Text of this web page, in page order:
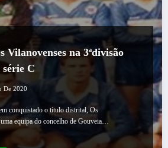
Vilanovenses na 3ªdivisão
C
De 2020
conquistado o título distrital, Os
equipa do concelho de Gouveia…